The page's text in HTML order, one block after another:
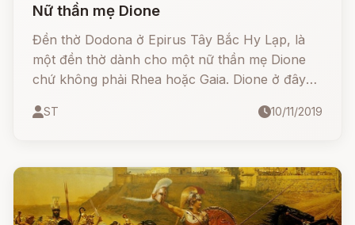
Nữ thần mẹ Dione
Đền thờ Dodona ở Epirus Tây Bắc Hy Lạp, là
một đền thờ dành cho một nữ thần mẹ Dione
chứ không phải Rhea hoặc Gaia. Dione ở đây
Hera.
ST 10/11/2019